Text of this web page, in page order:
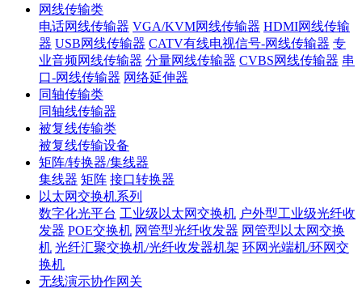
网线传输类
电话网线传输器 VGA/KVM网线传输器 HDMI网线传输
器 USB网线传输器 CATV有线电视信号-网线传输器 专
业音频网线传输器 分量网线传输器 CVBS网线传输器 串
口-网线传输器 网络延伸器
同轴传输类
同轴线传输器
被复线传输类
被复线传输设备
矩阵/转换器/集线器
集线器 矩阵 接口转换器
以太网交换机系列
数字化光平台 工业级以太网交换机 户外型工业级光纤收
发器 POE交换机 网管型光纤收发器 网管型以太网交换
机 光纤汇聚交换机/光纤收发器机架 环网光端机/环网交
换机
无线演示协作网关